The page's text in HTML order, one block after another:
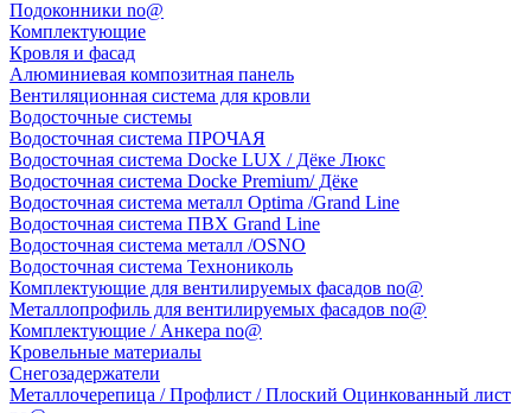
Подоконники no@
Комплектующие
Кровля и фасад
Алюминиевая композитная панель
Вентиляционная система для кровли
Водосточные системы
Водосточная система ПРОЧАЯ
Водосточная система Docke LUX / Дёке Люкс
Водосточная система Docke Premium/ Дёке
Водосточная система металл Optima /Grand Line
Водосточная система ПВХ Grand Line
Водосточная система металл /OSNO
Водосточная система Технониколь
Комплектующие для вентилируемых фасадов no@
Металлопрофиль для вентилируемых фасадов no@
Комплектующие / Анкера no@
Кровельные материалы
Снегозадержатели
Металлочерепица / Профлист / Плоский Оцинкованный лист